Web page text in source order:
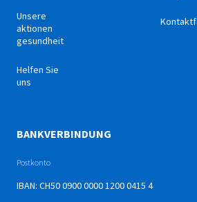
Unsere
aktionen
gesundheit
Helfen Sie
uns
BANKVERBINDUNG
Postkonto
IBAN: CH50 0900 0000 1200 0415 4